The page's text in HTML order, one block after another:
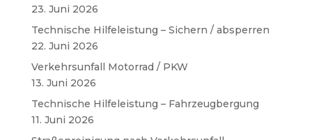
23. Juni 2026
Technische Hilfeleistung – Sichern / absperren
22. Juni 2026
Verkehrsunfall Motorrad / PKW
13. Juni 2026
Technische Hilfeleistung – Fahrzeugbergung
11. Juni 2026